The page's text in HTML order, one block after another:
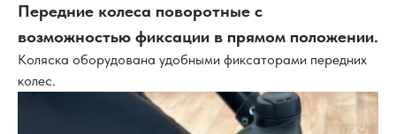
Передние колеса поворотные с
возможностью фиксации в прямом положении.
Коляска оборудована удобными фиксаторами передних
колес.